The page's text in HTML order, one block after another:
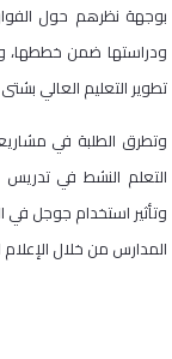
بوجهة نظرهم حول
ودراستها ضمن خططها،
تطوير التعليم العالي
وتطرق الطلبة في
التعلم النشط في
وتأثير استخدام جوجل في
المدارس من خلال